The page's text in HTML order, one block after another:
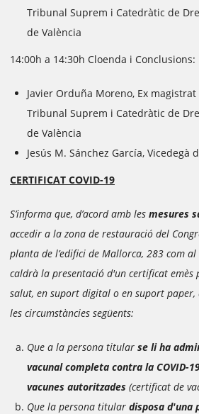
Tribunal Suprem i Catedràtic de
de València
14:00h a 14:30h Cloenda i Conclusions:
Javier Orduña Moreno, Ex
Tribunal Suprem i Catedràtic de
de València
Jesús M. Sánchez García, Vicedegà
CERTIFICAT COVID-19
S’informa que, d’acord amb les mesures
accedir a la zona de restauració del
planta de l’edifici de Mallorca, 283 com al
caldrà la presentació d'un certificat emès
salut, en suport digital o en suport
les circumstàncies següents:
Que a la persona titular se li ha
vacunal completa contra la COVID-
vacunes autoritzades (certificat de
Que la persona titular disposa d'una